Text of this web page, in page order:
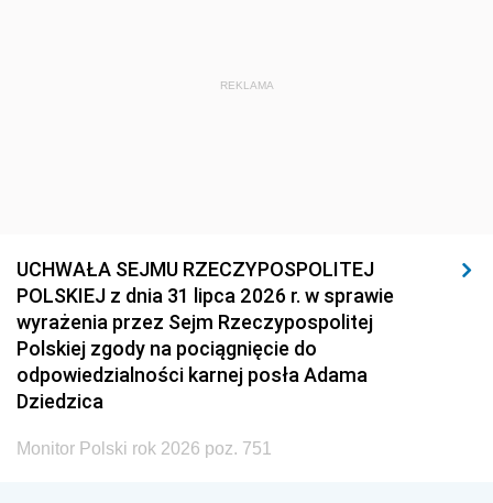
REKLAMA
UCHWAŁA SEJMU RZECZYPOSPOLITEJ
POLSKIEJ z dnia 31 lipca 2026 r. w sprawie
wyrażenia przez Sejm Rzeczypospolitej
Polskiej zgody na pociągnięcie do
odpowiedzialności karnej posła Adama
Dziedzica
Monitor Polski rok 2026 poz. 751